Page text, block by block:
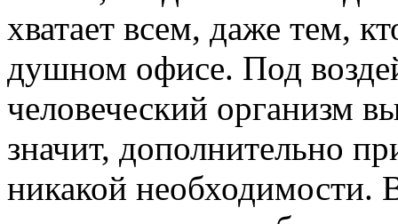
хватает всем, даже тем,
душном офисе. Под
человеческий организм
значит, дополнительно
никакой необходимости.